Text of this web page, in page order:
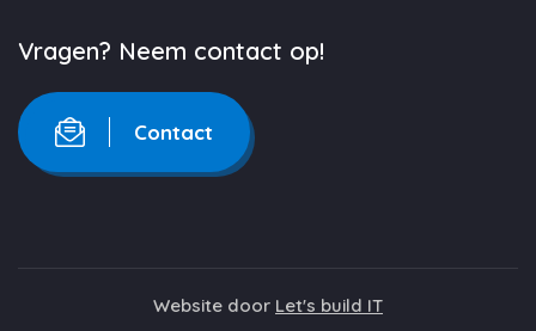
Vragen? Neem contact op!
Contact
Website door Let's build IT